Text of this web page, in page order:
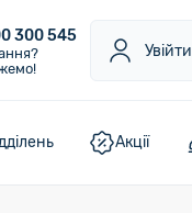
300 545
Увійти
Акції